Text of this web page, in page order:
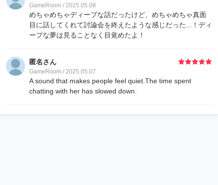
GameRoom / 2025.05.08
めちゃめちゃディープな話だったけど、めちゃめちゃ真面
目に話してくれて討論会を終えたような感じだった...！ディ
ープな夢は見ることなく目覚めたよ！
匿名さん
GameRoom / 2025.05.07
A sound that makes people feel quiet.The time spent
chatting with her has slowed down.